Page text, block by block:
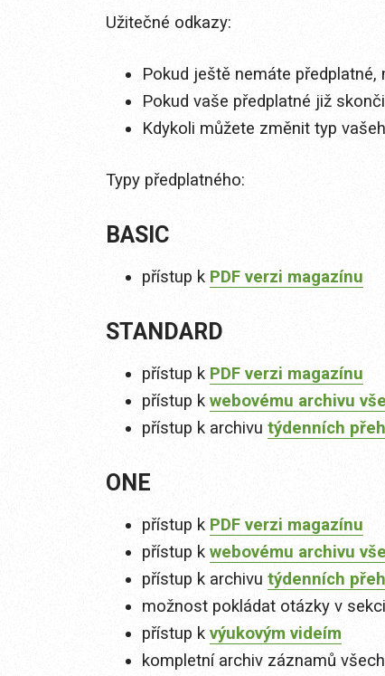
Užitečné odkazy:
Pokud ještě nemáte
Pokud vaše předplatné již
Kdykoli můžete změnit typ
Typy předplatného:
BASIC
přístup k PDF verzi magazínu
STANDARD
přístup k PDF verzi magazínu
přístup k webovému archivu
přístup k archivu týdenních
ONE
přístup k PDF verzi magazínu
přístup k webovému archivu
přístup k archivu týdenních
možnost pokládat otázky v sekci
přístup k výukovým videím
kompletní archiv záznamů všech